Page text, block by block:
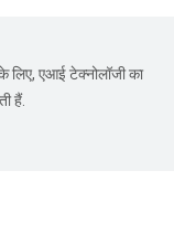
लिए, एआई टेक्नोलॉजी का
हैं.